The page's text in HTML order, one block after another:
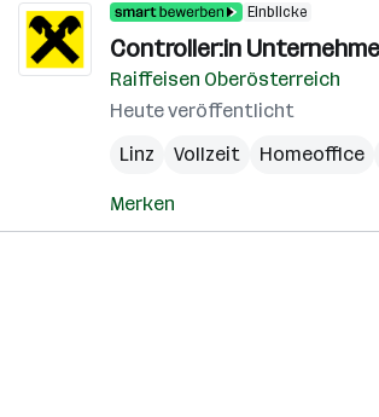
Einblicke
Controller:in
Raiffeisen Oberösterreich
Heute veröffentlicht
Linz
Vollzeit Homeoffice
Merken